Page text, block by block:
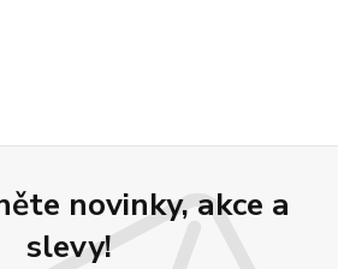
novinky, akce a
slevy!